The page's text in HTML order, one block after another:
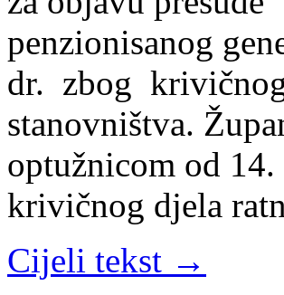
penzionisanog
dr. zbog
stanovništva.
optužnicom od
krivičnog djela
Cijeli tekst →